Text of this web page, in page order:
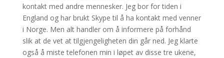
kontakt med andre mennesker. Jeg bor for tiden i
England og har brukt Skype til å ha kontakt med venner
i Norge. Men alt handler om å informere på forhånd
slik at de vet at tilgjengeligheten din går ned. Jeg klarte
også å miste telefonen min i løpet av disse tre ukene,